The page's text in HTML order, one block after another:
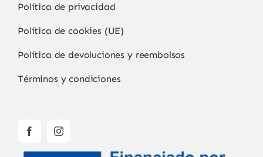
Política de privacidad
Política de cookies (UE)
Política de devoluciones y reembolsos
Términos y condiciones